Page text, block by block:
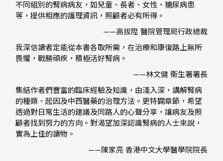
不同組別的腎病病友，如兒童、長者、女性、糖尿病患
等，提供相應的護理資訊，照顧者必有所得。
——高拔陞 醫院管理局行政總裁
我深信讀者定能從本書各取所需，在治療和康復路上無所
畏懼，戰勝頑疾，積極活好腎病。
——林文健 衞生署署長
集結作者們豐富的臨床經驗及知識，由淺入深，講解腎病
的種類、起因及中西醫藥的治理方法。更特闢章節，希望
透過對日常生活的建議及同路人的心聲分享，讓病友及照
顧者找到努力的方向。對渴望加深認識腎病的人士來說，
實為上佳的讀物。
——陳家亮 香港中文大學醫學院院長